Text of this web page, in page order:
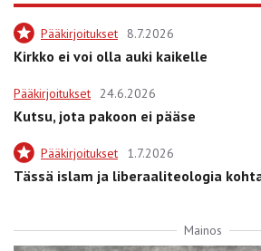
Pääkirjoitukset 8.7.2026
Kirkko ei voi olla auki kaikelle
Pääkirjoitukset 24.6.2026
Kutsu, jota pakoon ei pääse
Pääkirjoitukset 1.7.2026
Tässä islam ja liberaaliteologia
Mainos